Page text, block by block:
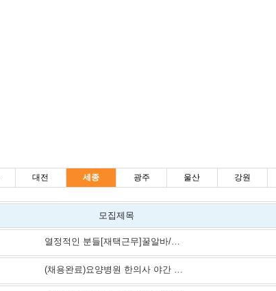
대전 세종 광주 울산 강원
모집제목